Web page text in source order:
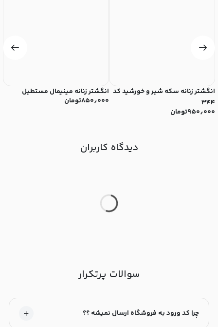
انگشتر زنانه سکه شیر و خورشید کد
۳۴۴
۹۵۰٫۰۰۰تومان
انگشتر زنانه مینیمال مستطیل
۸۵۰٫۰۰۰تومان
دیدگاه کاربران
سوالات پرتکرار
چرا کد ورود به فروشگاه ارسال نمیشه ؟؟